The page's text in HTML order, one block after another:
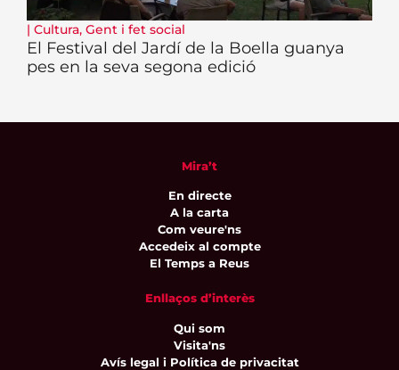
| Cultura, Gent i fet social
El Festival del Jardí de la Boella guanya
pes en la seva segona edició
Mira’t
En directe
A la carta
Com veure'ns
Accedeix al compte
El Temps a Reus
Enllaços d’interès
Qui som
Visita'ns
Avís legal i Política de privacitat